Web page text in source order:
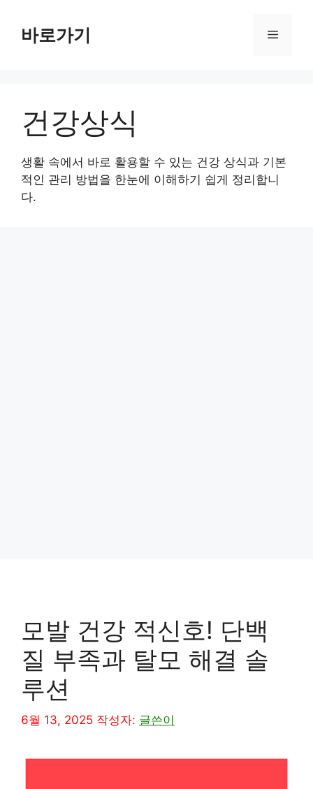
바로가기 메
건강상식
생활 속에서 바로 활용할 수 있는 건강 상식과 기본
적인 관리 방법을 한눈에 이해하기 쉽게 정리합니
다.
모발 건강 적신호! 단백
질 부족과 탈모 해결 솔
루션
6월 13, 2025 작성자: 글쓴이